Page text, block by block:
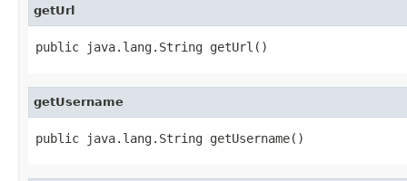
getUrl
public java.lang.String getUrl()
getUsername
public java.lang.String getUsername()